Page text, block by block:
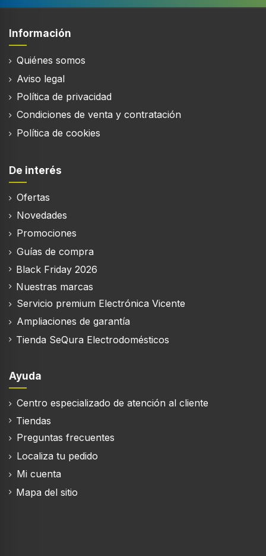
1 pieza(s)
230 mm
Altura del paquete
Peso del paquete
Contenido del embalaje
Boquilla concentradora
Difusor de la boquilla
Información
Quiénes somos
Aviso legal
Política de privacidad
Condiciones de venta y contratación
Política de cookies
De interés
Ofertas
Novedades
Promociones
Guías de compra
Black Friday 2026
Nuestras marcas
Servicio premium Electrónica Vicente
Ampliaciones de garantía
Tienda SeQura Electrodomésticos
Ayuda
Centro especializado de atención al cliente
Tiendas
Preguntas frecuentes
Localiza tu pedido
Mi cuenta
Mapa del sitio